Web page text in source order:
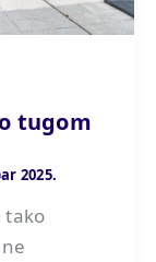
tugom
2025.
tako